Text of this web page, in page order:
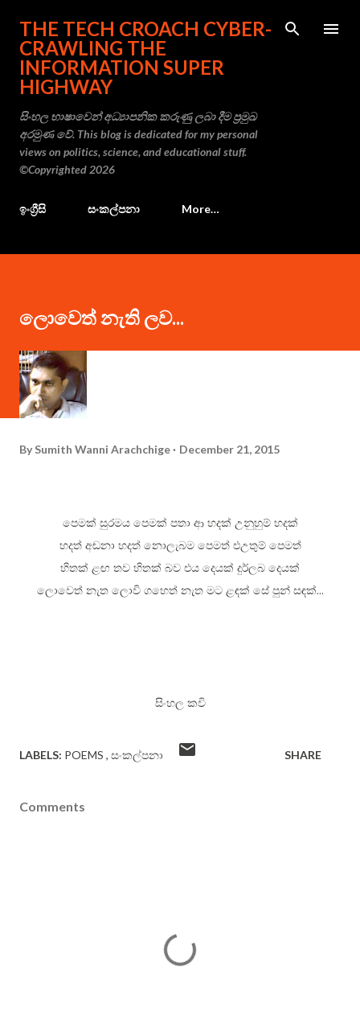
Skip to main content
THE TECH CROACH CYBER-
CRAWLING THE
INFORMATION SUPER
HIGHWAY
සිංහල භාෂාවෙන් අධ්‍යාපනික කරුණු ලබා දීම ප්‍රමුඛ
අරමුණ වේ. This blog is dedicated for my personal
views on politics, science, and educational stuff.
©Copyrighted 2026
ඉංග්‍රීසි සංකල්පනා More…
ලොවෙත් නැති ලව...
By Sumith Wanni Arachchige December 21, 2015
පෙමක් සුරමය පෙමක් පතා ආ හදක් උනුහුම් හදක්
හදත් අඬනා හදත් නොලැබම පෙමත් එඋතුම් පෙමත්
හිතක් ළඟ තව හිතක් බව එය දෙයක් දුර්ලබ දෙයක්
ලොවෙත් නැත ලොවි ගහෙත් නැත මට ළඳක් සේ පුන් සඳක්...
සිංහල කවි
LABELS: POEMS සංකල්පනා SHARE
Comments